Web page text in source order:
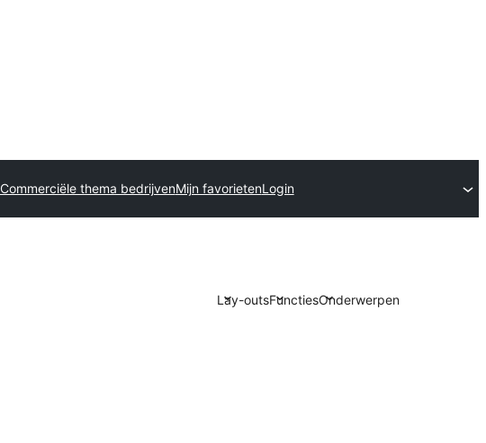
Commerciële thema bedrijvenMijn favorietenLogin
Lay-outsFunctiesOnderwerpen